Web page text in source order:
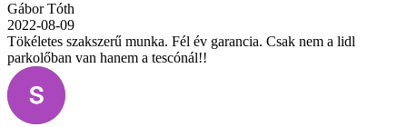
Gábor Tóth
2022-08-09
Tökéletes szakszerű munka. Fél év garancia. Csak nem a lidl
parkolőban van hanem a tescónál!!